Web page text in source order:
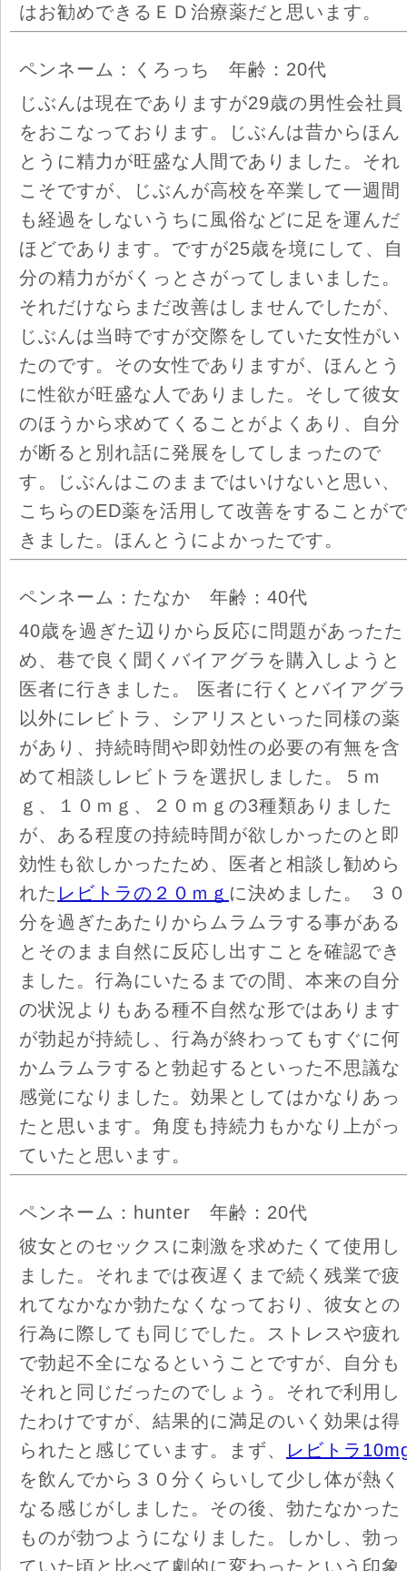
はお勧めできるＥＤ治療薬だと思います。
ペンネーム：くろっち 年齢：20代
じぶんは現在でありますが29歳の男性会社員
をおこなっております。じぶんは昔からほん
とうに精力が旺盛な人間でありました。それ
こそですが、じぶんが高校を卒業して一週間
も経過をしないうちに風俗などに足を運んだ
ほどであります。ですが25歳を境にして、自
分の精力ががくっとさがってしまいました。
それだけならまだ改善はしませんでしたが、
じぶんは当時ですが交際をしていた女性がい
たのです。その女性でありますが、ほんとう
に性欲が旺盛な人でありました。そして彼女
のほうから求めてくることがよくあり、自分
が断ると別れ話に発展をしてしまったので
す。じぶんはこのままではいけないと思い、
こちらのED薬を活用して改善をすることがで
きました。ほんとうによかったです。
ペンネーム：たなか 年齢：40代
40歳を過ぎた辺りから反応に問題があったた
め、巷で良く聞くバイアグラを購入しようと
医者に行きました。 医者に行くとバイアグラ
以外にレビトラ、シアリスといった同様の薬
があり、持続時間や即効性の必要の有無を含
めて相談しレビトラを選択しました。５ｍ
ｇ、１０ｍｇ、２０ｍｇの3種類ありました
が、ある程度の持続時間が欲しかったのと即
効性も欲しかったため、医者と相談し勧めら
れた レビトラの２０ｍｇ に決めました。 ３０
分を過ぎたあたりからムラムラする事がある
とそのまま自然に反応し出すことを確認でき
ました。行為にいたるまでの間、本来の自分
の状況よりもある種不自然な形ではあります
が勃起が持続し、行為が終わってもすぐに何
かムラムラすると勃起するといった不思議な
感覚になりました。効果としてはかなりあっ
たと思います。角度も持続力もかなり上がっ
ていたと思います。
ペンネーム：hunter 年齢：20代
彼女とのセックスに刺激を求めたくて使用し
ました。それまでは夜遅くまで続く残業で疲
れてなかなか勃たなくなっており、彼女との
行為に際しても同じでした。ストレスや疲れ
で勃起不全になるということですが、自分も
それと同じだったのでしょう。それで利用し
たわけですが、結果的に満足のいく効果は得
られたと感じています。まず、
レビトラ
を飲んでから３０分くらいして少し体が熱く
なる感じがしました。その後、勃たなかった
ものが勃つようになりました。しかし、勃っ
ていた頃と比べて劇的に変わったという印象